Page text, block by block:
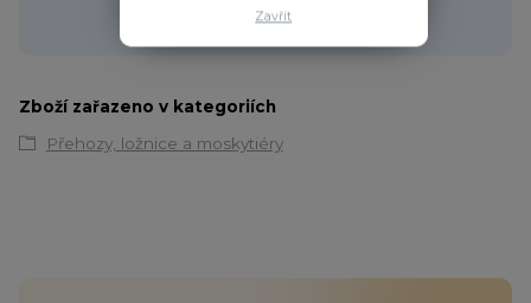
obchod@fishcom.cz
Zboží zařazeno v kategoriích
Přehozy, ložnice a moskytiéry
Zavřít